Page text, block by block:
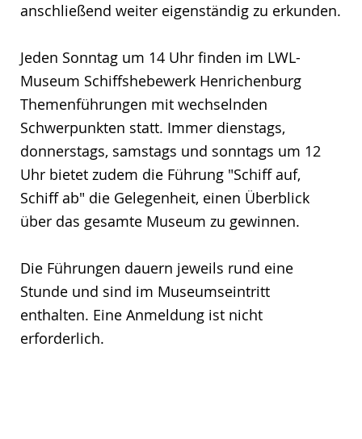
anschließend weiter eigenständig zu erkunden.
Jeden Sonntag um 14 Uhr finden im LWL-
Museum Schiffshebewerk Henrichenburg
Themenführungen mit wechselnden
Schwerpunkten statt. Immer dienstags,
donnerstags, samstags und sonntags um 12
Uhr bietet zudem die Führung "Schiff auf,
Schiff ab" die Gelegenheit, einen Überblick
über das gesamte Museum zu gewinnen.
Die Führungen dauern jeweils rund eine
Stunde und sind im Museumseintritt
enthalten. Eine Anmeldung ist nicht
erforderlich.